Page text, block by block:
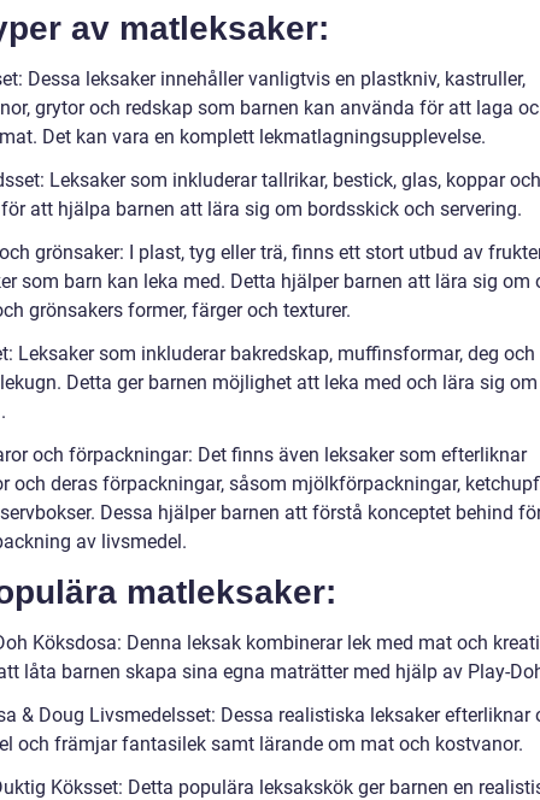
av matleksaker:
Dessa leksaker innehåller vanligtvis en plastkniv, kastruller,
grytor och redskap som barnen kan använda för att laga
Det kan vara en komplett lekmatlagningsupplevelse.
Leksaker som inkluderar tallrikar, bestick, glas, koppar och
att hjälpa barnen att lära sig om bordsskick och servering.
grönsaker: I plast, tyg eller trä, finns ett stort utbud av
som barn kan leka med. Detta hjälper barnen att lära sig om
grönsakers former, färger och texturer.
Leksaker som inkluderar bakredskap, muffinsformar, deg
Detta ger barnen möjlighet att leka med och lära sig om
och förpackningar: Det finns även leksaker som efterliknar
och deras förpackningar, såsom mjölkförpackningar,
Dessa hjälper barnen att förstå konceptet behind
av livsmedel.
matleksaker:
Köksdosa: Denna leksak kombinerar lek med mat och
låta barnen skapa sina egna maträtter med hjälp av Play-
& Doug Livsmedelsset: Dessa realistiska leksaker efterliknar
och främjar fantasilek samt lärande om mat och kostvanor.
Köksset: Detta populära leksakskök ger barnen en